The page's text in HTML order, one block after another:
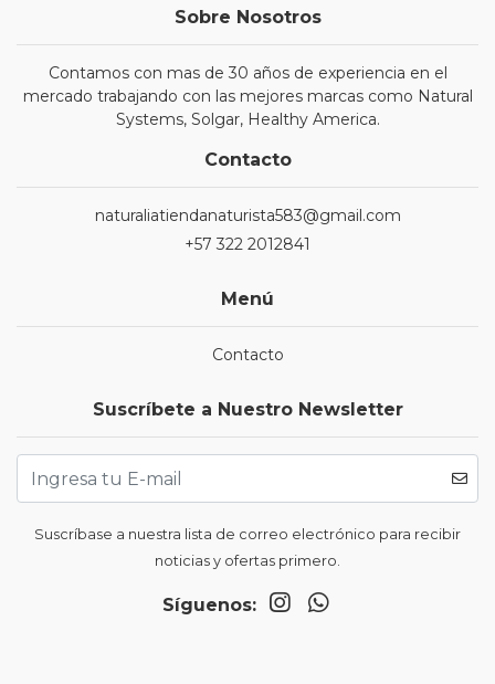
Sobre Nosotros
Contamos con mas de 30 años de experiencia en el
mercado trabajando con las mejores marcas como Natural
Systems, Solgar, Healthy America.
Contacto
naturaliatiendanaturista583@gmail.com
+57 322 2012841
Menú
Contacto
Suscríbete a Nuestro Newsletter
Suscríbase a nuestra lista de correo electrónico para recibir
noticias y ofertas primero.
Síguenos: